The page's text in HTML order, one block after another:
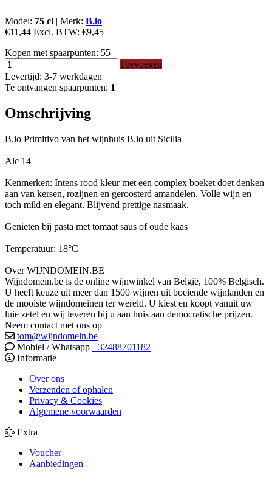
Model: 75 cl | Merk: B.io
€11,44 Excl. BTW: €9,45
Kopen met spaarpunten: 55
Toevoegen
Levertijd: 3-7 werkdagen
Te ontvangen spaarpunten: 1
Omschrijving
B.io Primitivo van het wijnhuis B.io uit Sicilia
Alc 14
Kenmerken: Intens rood kleur met een complex boeket doet denken
aan van kersen, rozijnen en geroosterd amandelen. Volle wijn en
toch mild en elegant. Blijvend prettige nasmaak.
Genieten bij pasta met tomaat saus of oude kaas
Temperatuur: 18°C
Over WIJNDOMEIN.BE
Wijndomein.be is de online wijnwinkel van België, 100% Belgisch.
U heeft keuze uit meer dan 1500 wijnen uit boeiende wijnlanden en
de mooiste wijndomeinen ter wereld. U kiest en koopt vanuit uw
luie zetel en wij leveren bij u aan huis aan democratische prijzen.
Neem contact met ons op
tom@wijndomein.be
Mobiel / Whatsapp +32488701182
Informatie
Over ons
Verzenden of ophalen
Privacy & Cookies
Algemene voorwaarden
Extra
Voucher
Aanbiedingen